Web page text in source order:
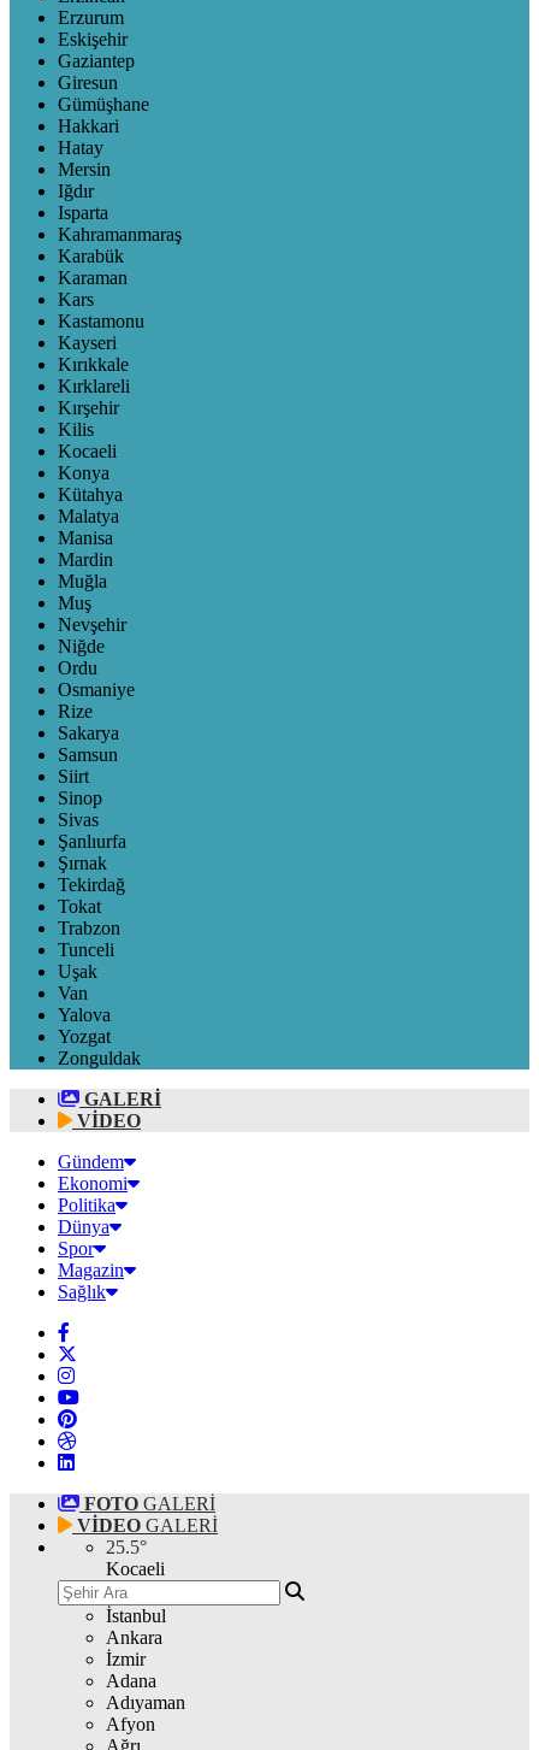
Erzurum
Eskişehir
Gaziantep
Giresun
Gümüşhane
Hakkari
Hatay
Mersin
Iğdır
Isparta
Kahramanmaraş
Karabük
Karaman
Kars
Kastamonu
Kayseri
Kırıkkale
Kırklareli
Kırşehir
Kilis
Kocaeli
Konya
Kütahya
Malatya
Manisa
Mardin
Muğla
Muş
Nevşehir
Niğde
Ordu
Osmaniye
Rize
Sakarya
Samsun
Siirt
Sinop
Sivas
Şanlıurfa
Şırnak
Tekirdağ
Tokat
Trabzon
Tunceli
Uşak
Van
Yalova
Yozgat
Zonguldak
GALERİ
VİDEO
Gündem
Ekonomi
Politika
Dünya
Spor
Magazin
Sağlık
FOTO GALERİ
VİDEO GALERİ
25.5°
Kocaeli
İstanbul
Ankara
İzmir
Adana
Adıyaman
Afyon
Ağrı